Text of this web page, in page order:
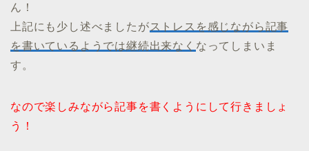
ん！
上記にも少し述べましたがストレスを感じながら記事
を書いているようでは継続出来なく なってしまいま
す。
なので楽しみながら記事を書くようにして行きましょ
う！